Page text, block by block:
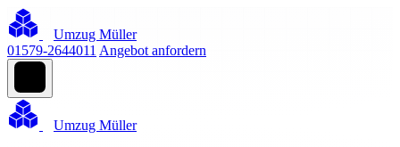
Umzug Müller
01579-2644011 Angebot anfordern
Umzug Müller